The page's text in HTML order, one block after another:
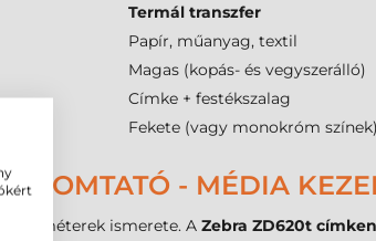
Termál transzfer
Papír, műanyag, textil
Magas (kopás- és vegyszerálló)
Címke + festékszalag
Fekete (vagy monokróm színek)
- MÉDIA
paraméterek ismerete. A Zebra ZD620t